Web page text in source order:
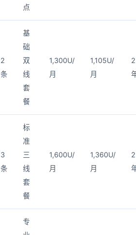
点
2
条
基
础
双
线
套
餐
1,300U/
月
1,105U/
月
3
条
标
准
三
线
套
餐
1,600U/
月
1,360U/
月
专